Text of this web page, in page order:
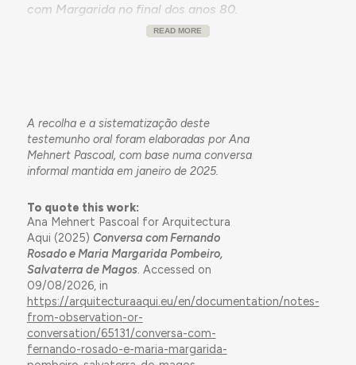
com Margarida no final dos anos 80.
Conversámos sobre algumas questões ligadas à
Nota-se também fixação de população estrangeira
nos últimos anos (a comunidade brasileira será a de
maior dimensão).
Antigamente usavam mais o mercado, que
funcionava num edifício que já foi destruído (agora
é um estacionamento), próximo da sua casa. O
edifício do atualmercadoera um celeiro,
possivelmente para cereais; foi reconvertido já no
século XXI. Como tinha muito espaço, antes de
passar a mercado, tem ideia de ter sido usado para
alguns eventos. Hoje vai mais ao sábado, embora o
mercado esteja aberto todos os dias. Também
fazem eventos gastronómicos no edifício.
READ MORE
A recolha e a sistematização deste
testemunho oral foram elaboradas por Ana
Mehnert Pascoal, com base numa conversa
informal mantida em janeiro de 2025.
To quote this work:
Ana Mehnert Pascoal for Arquitectura
Aqui (2025) Conversa com Fernando
Rosado e Maria Margarida Pombeiro,
Salvaterra de Magos. Accessed on
09/08/2026, in
https://arquitecturaaqui.eu/en/documentation/notes-
from-observation-or-
conversation/65131/conversa-com-
fernando-rosado-e-maria-margarida-